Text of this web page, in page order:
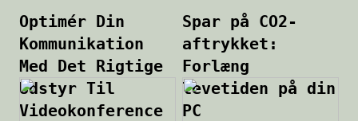
Optimér Din
Kommunikation
Med Det Rigtige
Udstyr Til
Videokonference
Spar på CO2-
aftrykket:
Forlæng
levetiden på din
PC